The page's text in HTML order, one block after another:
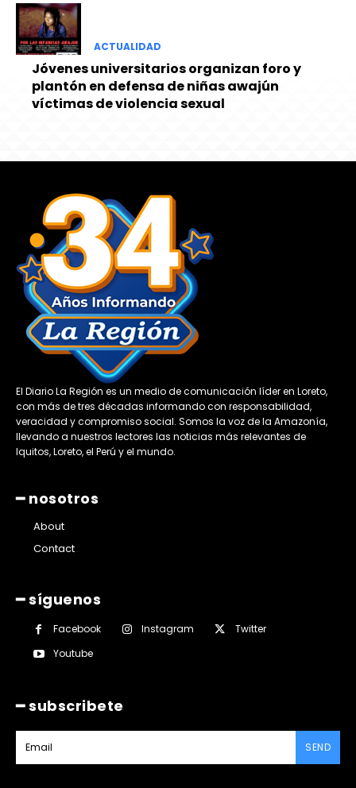
ACTUALIDAD
Jóvenes universitarios organizan foro y
plantón en defensa de niñas awajún
víctimas de violencia sexual
El Diario La Región es un medio de comunicación líder en Loreto,
con más de tres décadas informando con responsabilidad,
veracidad y compromiso social. Somos la voz de la Amazonía,
llevando a nuestros lectores las noticias más relevantes de
Iquitos, Loreto, el Perú y el mundo.
━ nosotros
About
Contact
━ síguenos
Facebook Instagram
Twitter
Youtube
━ subscribete
SEND